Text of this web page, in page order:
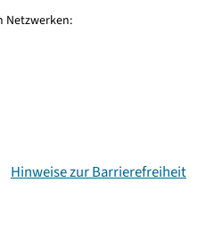
Netzwerken:
Hinweise zur Barrierefreiheit